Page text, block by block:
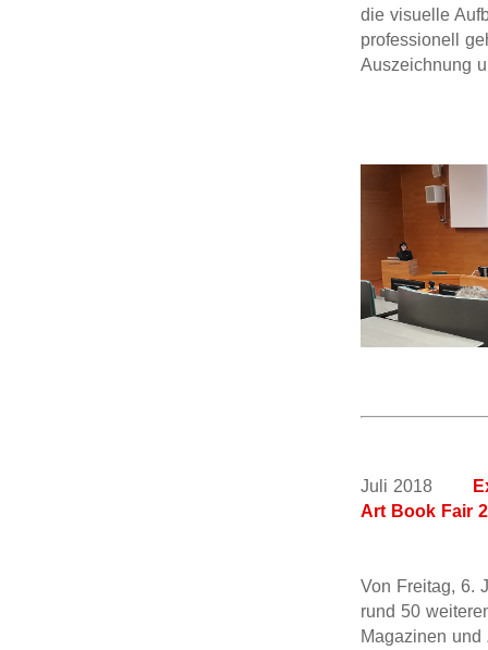
die visuelle
professionell
Auszeichnung
Juli 2018
Art Book Fair
Von Freitag, 6.
rund 50
Magazinen und